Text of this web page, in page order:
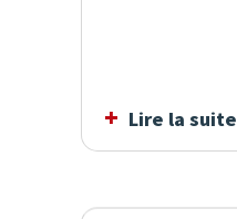
Lire la suite